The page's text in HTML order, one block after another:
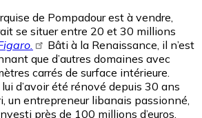
de Pompadour est à vendre,
se situer entre 20 et 30 millions
Bâti à la Renaissance, il n’est
que d’autres domaines avec
carrés de surface intérieure.
d’avoir été rénové depuis 30 ans
un entrepreneur libanais passionné,
près de 100 millions d’euros.